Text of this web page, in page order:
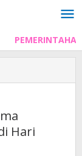
Hari